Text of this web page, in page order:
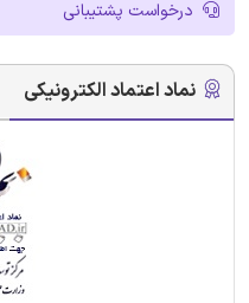
درخواست پشتیبانی
نماد اعتماد الکترونیکی